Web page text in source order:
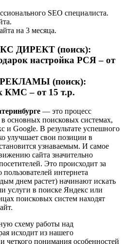
SEO специалиста.
на 3 месяца.
ДИРЕКТ (поиск):
настройка РСЯ – от
(поиск):
КМС – от 15 т.р.
— это процесс
основных поисковых системах,
и Google. В результате успешного
улучшает свои позиции в
узнаваемым. И самое
сайта значительно
Это происходит за
интернета
днем растет) начинают искать
услуги в поиске Яндекс или
поисковых систем находят
схему работы над
исходит из нашего
четкого понимания особенностей